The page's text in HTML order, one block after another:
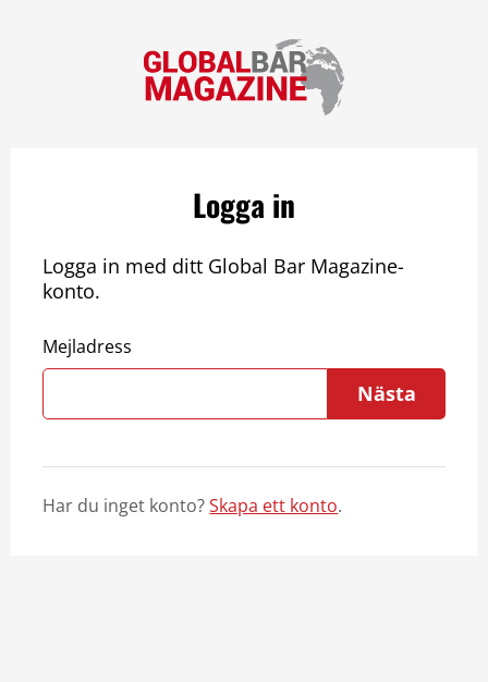
Logga in
Logga in med ditt Global Bar Magazine-
konto.
Mejladress
Nästa
Har du inget konto?Skapa ett konto.